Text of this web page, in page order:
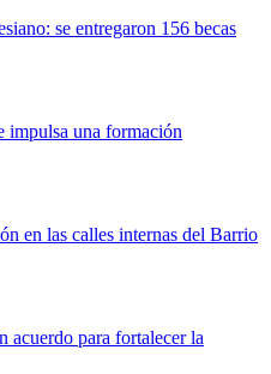
se entregaron 156 becas
impulsa una formación
en las calles internas del Barrio
acuerdo para fortalecer la